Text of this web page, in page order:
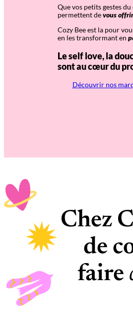
Que vos petits gestes
permettent devous
Cozy Bee est la pour
en les transformant en
Le self love, la
sont au cœur du
Découvrir nos
Chez
de
faire